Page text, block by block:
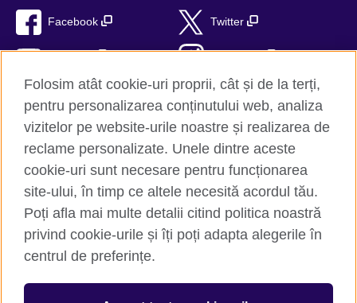
Facebook Twitter
TikTok RSS
British Council Global
Confidențialitate și termeni de utilizare
Trimite-ne comentariile tale
Cookie-uri
Hartă site
Folosim atât cookie-uri proprii, cât și de la terți,
pentru personalizarea conținutului web, analiza
vizitelor pe website-urile noastre și realizarea de
reclame personalizate. Unele dintre aceste
cookie-uri sunt necesare pentru funcționarea
site-ului, în timp ce altele necesită acordul tău.
Poți afla mai multe detalii citind politica noastră
privind cookie-urile și îți poți adapta alegerile în
centrul de preferințe.